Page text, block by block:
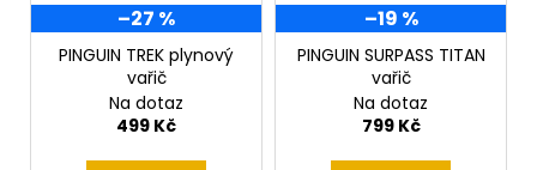
–27 %
PINGUIN TREK plynový
vařič
Na dotaz
499 Kč
–19 %
PINGUIN SURPASS TITAN
vařič
Na dotaz
799 Kč